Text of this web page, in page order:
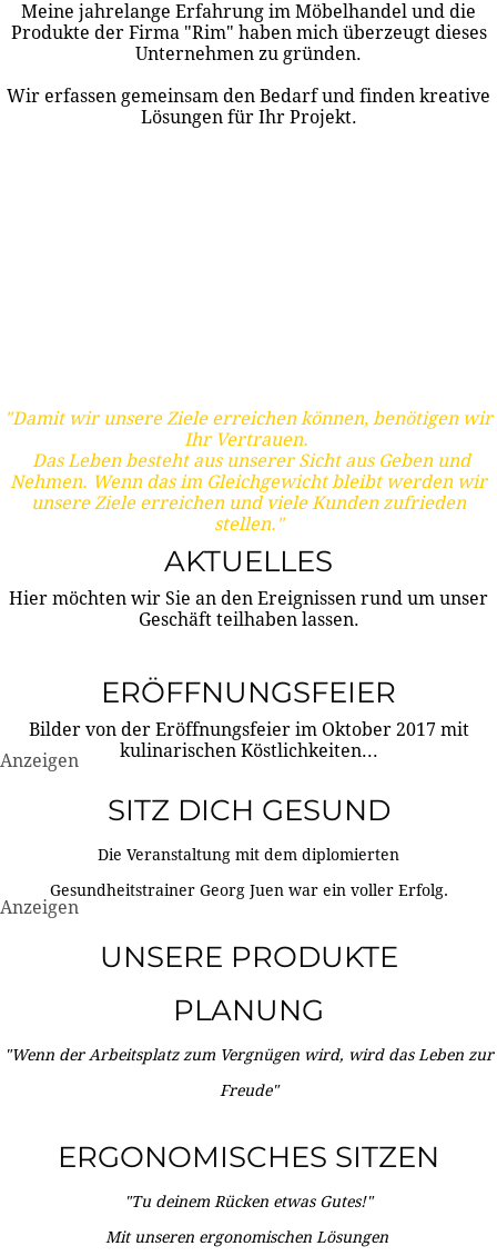
Meine jahrelange Erfahrung im Möbelhandel und die
Produkte der Firma "Rim" haben mich überzeugt dieses
Unternehmen zu gründen.
Wir erfassen gemeinsam den Bedarf und finden kreative
Lösungen für Ihr Projekt.
"Damit wir unsere Ziele erreichen können, benötigen wir
Ihr Vertrauen.
Das Leben besteht aus unserer Sicht aus Geben und
Nehmen. Wenn das im Gleichgewicht bleibt werden wir
unsere Ziele erreichen und viele Kunden zufrieden
stellen."
AKTUELLES
Hier möchten wir Sie an den Ereignissen rund um unser
Geschäft teilhaben lassen.
ERÖFFNUNGSFEIER
Bilder von der Eröffnungsfeier im Oktober 2017 mit
kulinarischen Köstlichkeiten...
Anzeigen
SITZ DICH GESUND
Die Veranstaltung mit dem diplomierten
Gesundheitstrainer Georg Juen war ein voller Erfolg.
Anzeigen
UNSERE PRODUKTE
PLANUNG
"Wenn der Arbeitsplatz zum Vergnügen wird, wird das Leben zur
Freude"
ERGONOMISCHES SITZEN
"Tu deinem Rücken etwas Gutes!"
Mit unseren ergonomischen Lösungen